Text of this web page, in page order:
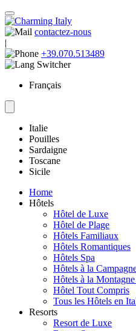
contactez-nous
|
+39.070.513489
Français
Italie
Pouilles
Sardaigne
Toscane
Sicile
Home
Hôtels
Hôtel de Luxe
Hôtel de Plage
Hôtels Familiaux
Hôtels Romantiques
Hôtels Spa
Hôtels à la
Hôtels à la
Hôtel Tout Compris
Tous les Hôtels en
Resorts
Resort de Luxe